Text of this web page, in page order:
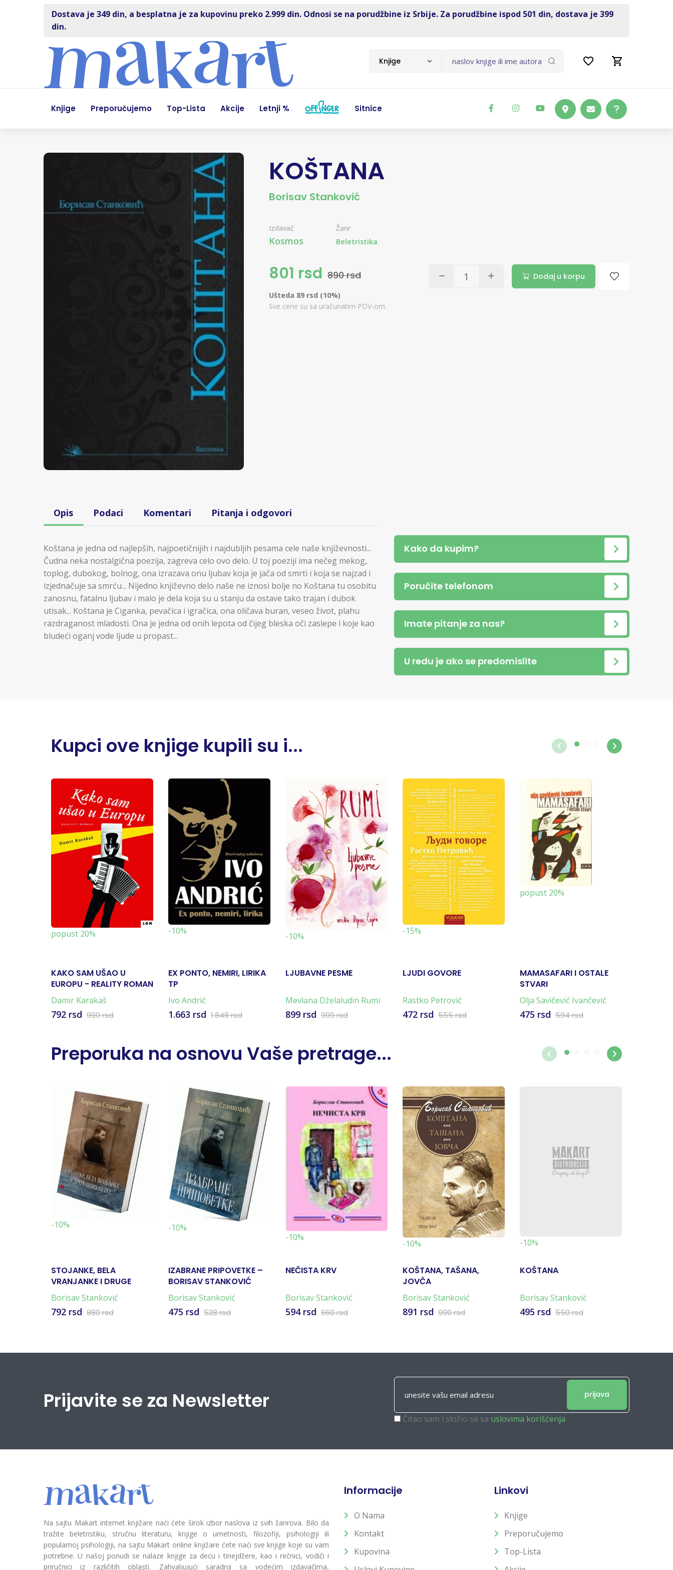
Dostava je 349 din, a besplatna je za kupovinu preko 2.999 din. Odnosi se na porudžbine iz Srbije. Za porudžbine ispod 501 din, dostava je 399
din.
Knjige
Knjige Preporučujemo Top-Lista Akcije Letnji % Sitnice
KOŠTANA
Borisav Stanković
Izdavač
Kosmos
Žanr
Beletristika
801 rsd 890 rsd Dodaj u korpu
Ušteda 89 rsd (10%)
Sve cene su sa uračunatim PDV-om.
Opis Podaci Komentari Pitanja i odgovori
Koštana je jedna od najlepših, najpoetičnijih i najdubljih pesama cele naše književnosti...
Čudna neka nostalgična poezija, zagreva celo ovo delo. U toj poeziji ima nečeg mekog,
toplog, dubokog, bolnog, ona izrazava onu ljubav koja je jača od smrti i koja se najzad i
izjednačuje sa smrću... Nijedno književno delo naše ne iznosi bolje no Koštana tu osobitu
zanosnu, fatalnu ljubav i malo je dela koja su u stanju da ostave tako trajan i dubok
utisak... Koštana je Ciganka, pevačica i igračica, ona oličava buran, veseo život, plahu
razdraganost mladosti. Ona je jedna od onih lepota od čijeg bleska oči zaslepe i koje kao
bludeći oganj vode ljude u propast...
Kako da kupim?
Poručite telefonom
Imate pitanje za nas?
U redu je ako se predomislite
Kupci ove knjige kupili su i...
popust 20%
KAKO SAM UŠAO U
EUROPU - REALITY ROMAN
Damir Karakaš
792 rsd 990 rsd
-10%
EX PONTO, NEMIRI, LIRIKA
TP
Ivo Andrić
1.663 rsd 1.848 rsd
-10%
LJUBAVNE PESME
Mevlana Dželaludin Rumi
899 rsd 999 rsd
-15%
LJUDI GOVORE
Rastko Petrović
472 rsd 555 rsd
popust 20%
MAMASAFARI I OSTALE
STVARI
Olja Savičević Ivančević
475 rsd 594 rsd
Preporuka na osnovu Vaše pretrage...
-10%
STOJANKE, BELA
VRANJANKE I DRUGE
PRIPOVETKE
Borisav Stanković
792 rsd 880 rsd
-10%
IZABRANE PRIPOVETKE –
BORISAV STANKOVIĆ
Borisav Stanković
475 rsd 528 rsd
-10%
NEČISTA KRV
Borisav Stanković
594 rsd 660 rsd
-10%
KOŠTANA, TAŠANA,
JOVČA
Borisav Stanković
891 rsd 990 rsd
-10%
KOŠTANA
Borisav Stanković
495 rsd 550 rsd
Prijavite se za Newsletter prijava
Čitao sam i složio se sa uslovima korišćenja
Na sajtu Makart internet knjižare naći ćete širok izbor naslova iz svih žanrova. Bilo da
tražite beletristiku, stručnu literaturu, knjige o umetnosti, filozofiji, psihologiji ili
popularnoj psihologiji, na sajtu Makart online knjižare ćete naći sve knjige koje su vam
potrebne. U našoj ponudi se nalaze knjige za decu i tinejdžere, kao i rečnici, vodiči i
priručnici iz različitih oblasti. Zahvaljujući saradnji sa vodećim izdavačima,
Informacije
O Nama
Kontakt
Kupovina
Linkovi
Knjige
Preporučujemo
Top-Lista